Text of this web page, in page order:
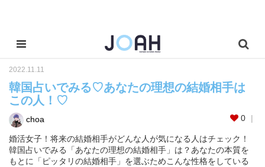
2022.11.11
韓国占いでみる♡あなたの理想の結婚相手は
この人！♡
choa 0
婚活女子！将来の結婚相手がどんな人が気になる人はチェック！
韓国占いでみる「あなたの理想の結婚相手」は？あなたの本質を
もとに「ピッタリの結婚相手」を選ぶためこんな性格をしている